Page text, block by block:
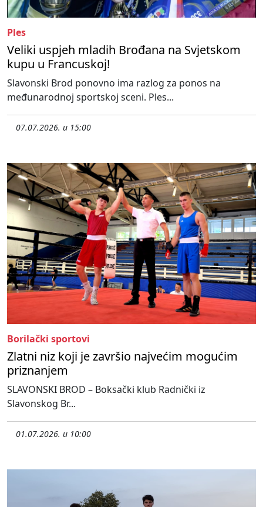
Ples
Veliki uspjeh mladih Brođana na Svjetskom
kupu u Francuskoj!
Slavonski Brod ponovno ima razlog za ponos na
međunarodnoj sportskoj sceni. Ples...
07.07.2026. u 15:00
Borilački sportovi
Zlatni niz koji je završio najvećim mogućim
priznanjem
SLAVONSKI BROD – Boksački klub Radnički iz
Slavonskog Br...
01.07.2026. u 10:00